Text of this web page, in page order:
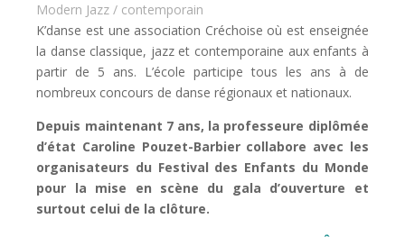
Modern Jazz / contemporain
K’danse est une association Créchoise où est enseignée
la danse classique, jazz et contemporaine aux enfants à
partir de 5 ans. L’école participe tous les ans à de
nombreux concours de danse régionaux et nationaux.
Depuis maintenant 7 ans, la professeure diplômée
d’état Caroline Pouzet-Barbier collabore avec les
organisateurs du Festival des Enfants du Monde
pour la mise en scène du gala d’ouverture et
surtout celui de la clôture.